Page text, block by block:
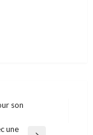
son
une